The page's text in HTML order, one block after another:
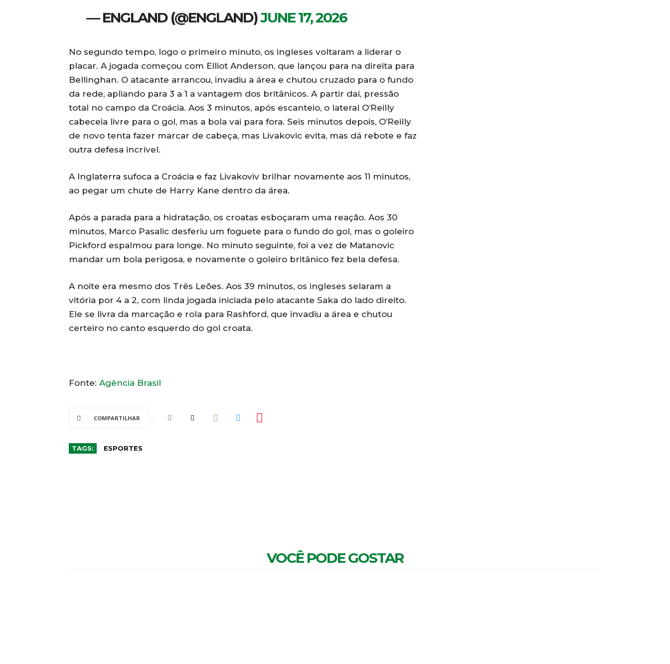
— ENGLAND (@ENGLAND)JUNE 17, 2026
No segundo tempo, logo o primeiro minuto, os ingleses voltaram a liderar o
placar. A jogada começou com Elliot Anderson, que lançou para na direita para
Bellinghan. O atacante arrancou, invadiu a área e chutou cruzado para o fundo
da rede, apliando para 3 a 1 a vantagem dos britânicos. A partir daí, pressão
total no campo da Croácia. Aos 3 minutos, após escanteio, o lateral O’Reilly
cabeceia livre para o gol, mas a bola vai para fora. Seis minutos depois, O’Reilly
de novo tenta fazer marcar de cabeça, mas Livakovic evita, mas dá rebote e faz
outra defesa incrível.
A Inglaterra sufoca a Croácia e faz Livakoviv brilhar novamente aos 11 minutos,
ao pegar um chute de Harry Kane dentro da área.
Após a parada para a hidratação, os croatas esboçaram uma reação. Aos 30
minutos, Marco Pasalic desferiu um foguete para o fundo do gol, mas o goleiro
Pickford espalmou para longe. No minuto seguinte, foi a vez de Matanovic
mandar um bola perigosa, e novamente o goleiro britânico fez bela defesa.
A noite era mesmo dos Três Leões. Aos 39 minutos, os ingleses selaram a
vitória por 4 a 2, com linda jogada iniciada pelo atacante Saka do lado direito.
Ele se livra da marcação e rola para Rashford, que invadiu a área e chutou
certeiro no canto esquerdo do gol croata.
Fonte: Agência Brasil
COMPARTILHAR
TAGS: ESPORTES
VOCÊ PODE GOSTAR